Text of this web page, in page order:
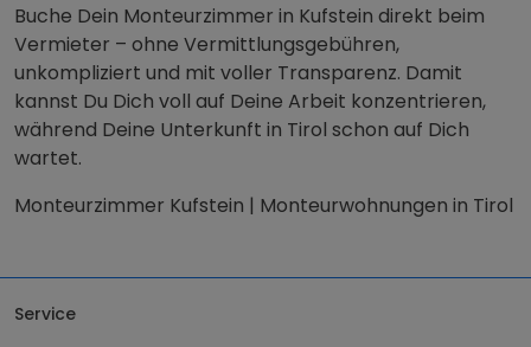
Buche Dein Monteurzimmer in Kufstein direkt beim
Vermieter – ohne Vermittlungsgebühren,
unkompliziert und mit voller Transparenz. Damit
kannst Du Dich voll auf Deine Arbeit konzentrieren,
während Deine Unterkunft in Tirol schon auf Dich
wartet.
Monteurzimmer Kufstein | Monteurwohnungen in Tirol
Service